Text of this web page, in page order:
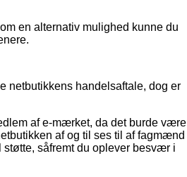
en alternativ mulighed kunne du
netbutikkens handelsaftale, dog er
af e-mærket, da det burde være
af og til ses til af fagmænd
såfremt du oplever besvær i